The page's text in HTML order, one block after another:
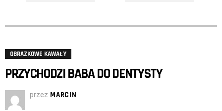
OBRAZKOWE KAWAŁY
PRZYCHODZI BABA DO DENTYSTY
przez MARCIN